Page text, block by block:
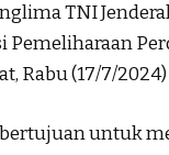
TNI
Pemeliharaan
Rabu (17/7/2024)
bertujuan untuk